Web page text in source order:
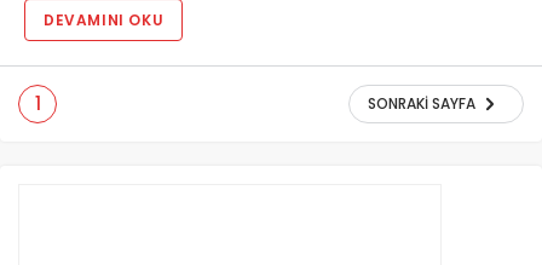
DEVAMINI OKU
1 SONRAKI SAYFA